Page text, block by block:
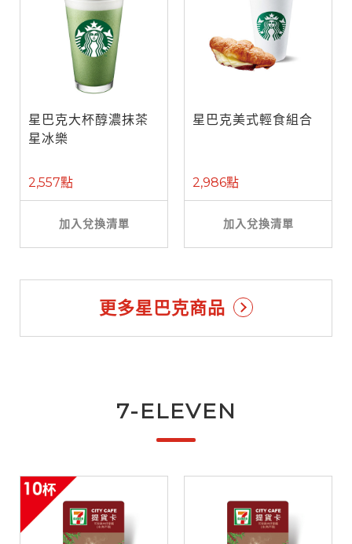
星巴克大杯醇濃抹茶
星冰樂
2,557點
加入兌換清單
星巴克美式輕食組合
2,986點
加入兌換清單
更多星巴克商品
7-ELEVEN